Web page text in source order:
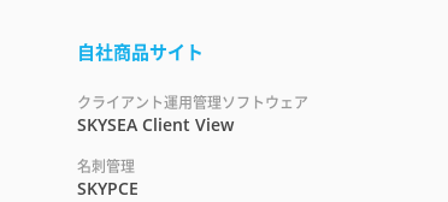
自社商品サイト
クライアント運用管理ソフトウェア
SKYSEA Client View
名刺管理
SKYPCE